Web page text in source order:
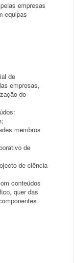
empresas
equipas
de
empresas,
do
membros
de
de ciência
conteúdos
quer das